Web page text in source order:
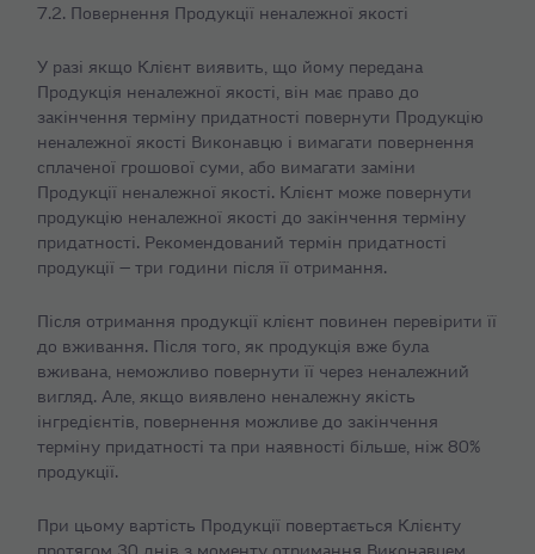
7.2. Повернення Продукції неналежної якості
У разі якщо Клієнт виявить, що йому передана
Продукція неналежної якості, він має право до
закінчення терміну придатності повернути Продукцію
неналежної якості Виконавцю і вимагати повернення
сплаченої грошової суми, або вимагати заміни
Продукції неналежної якості. Клієнт може повернути
продукцію неналежної якості до закінчення терміну
придатності. Рекомендований термін придатності
продукції — три години після її отримання.
Після отримання продукції клієнт повинен перевірити її
до вживання. Після того, як продукція вже була
вживана, неможливо повернути її через неналежний
вигляд. Але, якщо виявлено неналежну якість
інгредієнтів, повернення можливе до закінчення
терміну придатності та при наявності більше, ніж 80%
продукції.
При цьому вартість Продукції повертається Клієнту